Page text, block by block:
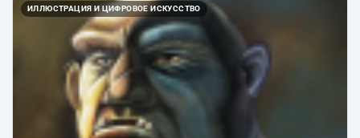
ИЛЛЮСТРАЦИЯ И ЦИФРОВОЕ ИСКУССТВО